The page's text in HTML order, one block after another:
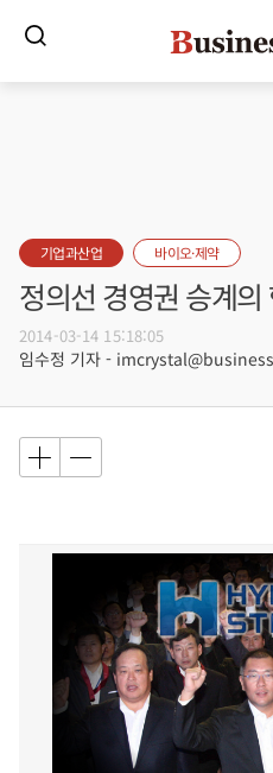
기업과산업 바이오·제약
정의선 경영권 승계의
2014-03-14 15:18:05
임수정 기자 -